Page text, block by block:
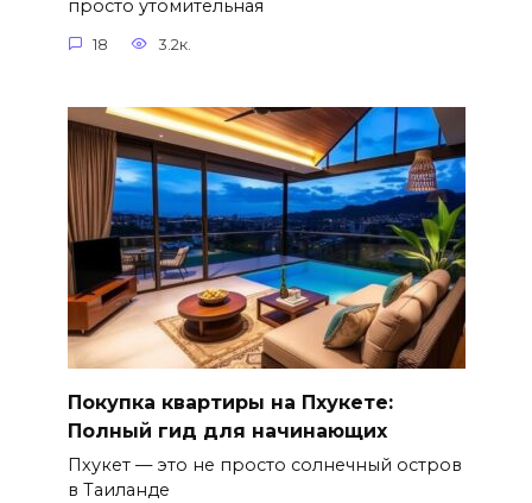
просто утомительная
18 3.2к.
Покупка квартиры на Пхукете:
Полный гид для начинающих
Пхукет — это не просто солнечный остров
в Таиланде